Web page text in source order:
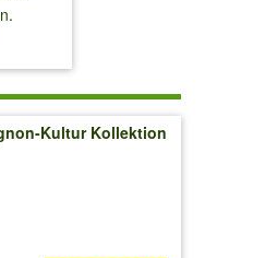
Kultur Kollektion